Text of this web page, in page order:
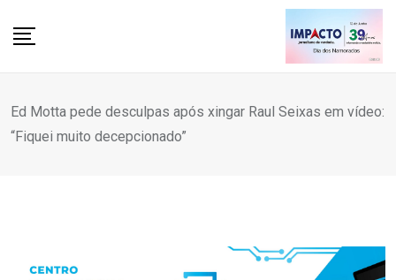
Ed Motta pede desculpas após xingar Raul Seixas em vídeo:
“Fiquei muito decepcionado”